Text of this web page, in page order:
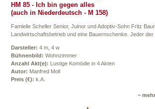
HM 85 - Ich bin gegen alles
(auch in Niederdeutsch - M 158)
Famielie Scheller Senior, Juinor und Adoptiv-Sohn Fritz
Landwirtschaftsbetrieb und eine Bauernschenke. Jeder der
Darsteller: 4 m, 4 w
Bühnenbild: Wohnzimmer
Anzahl Akt(e): Lustige Komödie in 4 Akten
Autor: Manfred Moll
Preis (€): k.A.
~